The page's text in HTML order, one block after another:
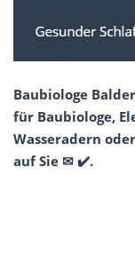
Baubiologe
für Baubiologe,
Wasseradern
auf Sie ✉ ✔️.